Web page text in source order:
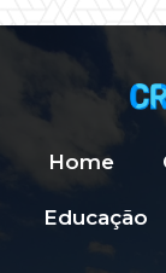
Home
Educação